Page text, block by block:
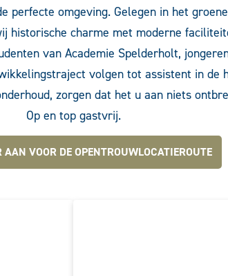
perfecte omgeving. Gelegen in het
historische charme met moderne
van Academie Spelderholt,
volgen tot assistent in de
zorgen dat het u aan niets
Op en top gastvrij.
AAN VOOR DE OPENTROUWLOCATIEROUTE